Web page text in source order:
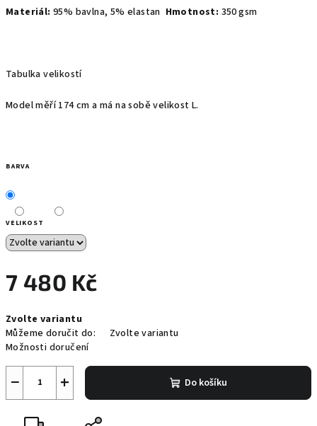
Materiál: 95% bavlna, 5% elastan Hmotnost: 350 gsm
Tabulka velikostí
Model měří 174 cm a má na sobě velikost L.
BARVA
VELIKOST
7 480 Kč
cena:
Zvolte variantu
Můžeme doručit do:
Zvolte variantu
Možnosti doručení
+
− Do košíku